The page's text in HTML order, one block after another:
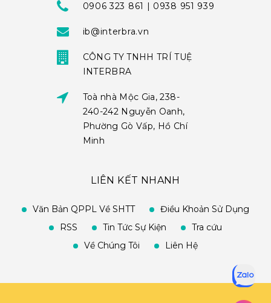
0906 323 861 | 0938 951 939
ib@interbra.vn
CÔNG TY TNHH TRÍ TUỆ
INTERBRA
Toà nhà Mộc Gia, 238-
240-242 Nguyễn Oanh,
Phường Gò Vấp, Hồ Chí
Minh
LIÊN KẾT NHANH
Văn Bản QPPL Về SHTT
Điều Khoản Sử Dụng
RSS
Tin Tức Sự Kiện
Tra cứu
Về Chúng Tôi
Liên Hệ